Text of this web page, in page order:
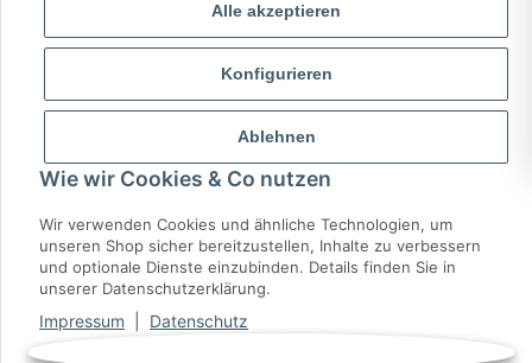
Alle akzeptieren
Konfigurieren
Ablehnen
Wie wir Cookies & Co nutzen
Wir verwenden Cookies und ähnliche Technologien, um
unseren Shop sicher bereitzustellen, Inhalte zu verbessern
und optionale Dienste einzubinden. Details finden Sie in
unserer Datenschutzerklärung.
Impressum Datenschutz
© 2026 MCTRADE24. Alle Rechte vorbehalten.
Powered byMD IT Solutions